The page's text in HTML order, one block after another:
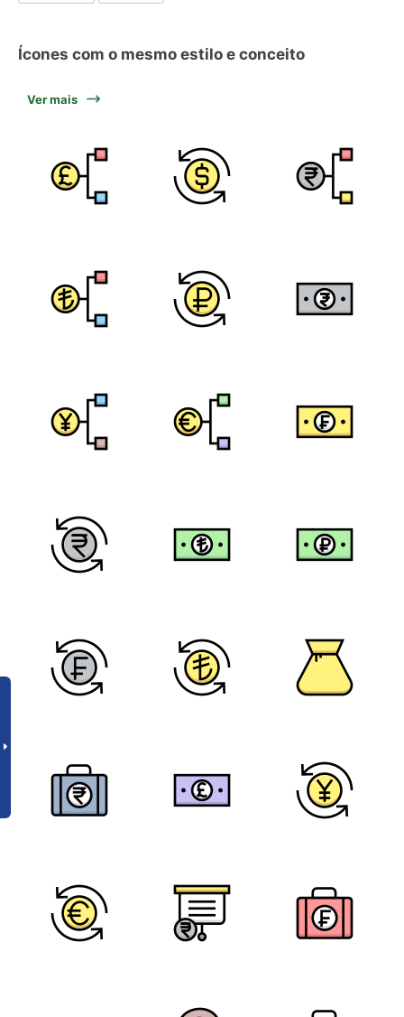
Ícones com o mesmo estilo e conceito
Ver mais